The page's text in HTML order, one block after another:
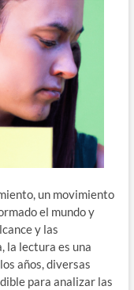
un movimiento
el mundo y
y las
la lectura es una
años, diversas
para analizar las